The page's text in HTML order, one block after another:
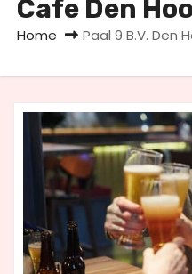
Cafe Den
Home Paal 9 B.V. Den